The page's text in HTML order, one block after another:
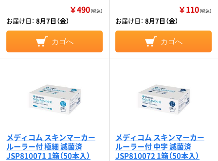
￥490（税込）
お届け日： 8月7日（金）
カゴへ
￥110（税込）
お届け日： 8月7日（金）
カゴへ
メディコム スキンマーカー
ルーラー付 極細 滅菌済
JSP810071 1箱（50本入）
メディコム スキンマーカー
ルーラー付 中字 滅菌済
JSP810072 1箱（50本入）